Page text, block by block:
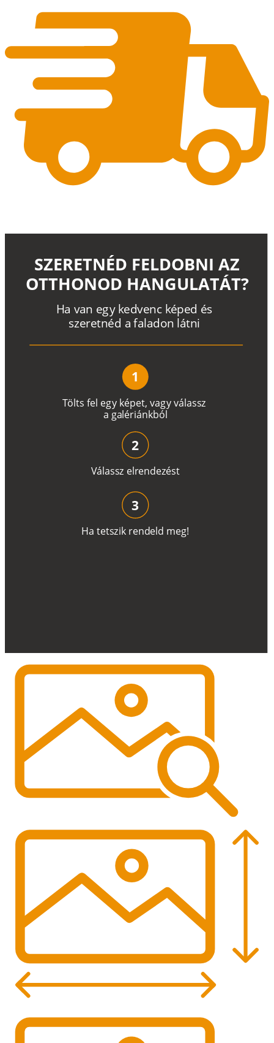
Tölts fel egy képet, vagyválassz
a galériánkból
Ha van egy kedvenc képed és
szeretnéd a faladon látni
SZERETNÉD FELDOBNI AZ
OTTHONOD HANGULATÁT?
1
Válassz elrendezést
2
Ha tetszik rendeld meg!
3